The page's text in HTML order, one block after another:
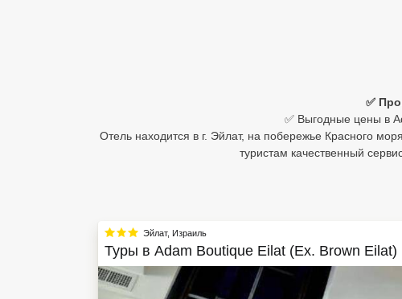
✅
✅ Выгодные цены в
Отель находится в г. Эйлат, на побережье Красного
туристам качественный
Эйлат, Израиль
Туры в Adam Boutique Eilat (Ex. Brown Eilat)
Северный Гоа